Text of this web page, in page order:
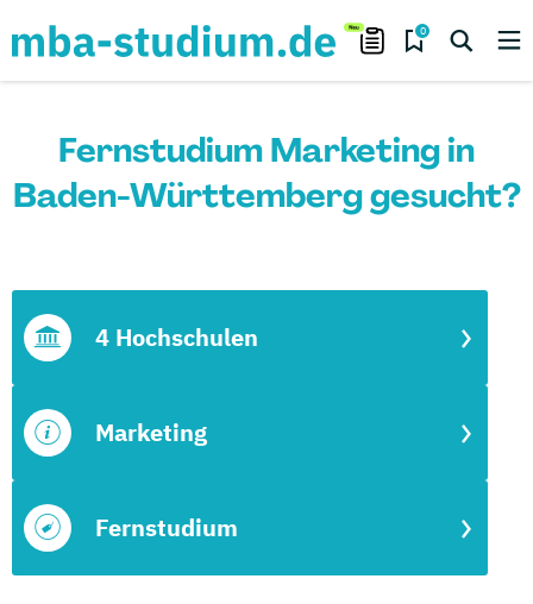
0
Fernstudium Marketing in
Baden-Württemberg gesucht?
Fernstudium
Marketing
4 Hochschulen